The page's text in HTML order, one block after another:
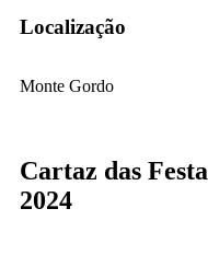
Localização
Monte Gordo
Cartaz das
2024